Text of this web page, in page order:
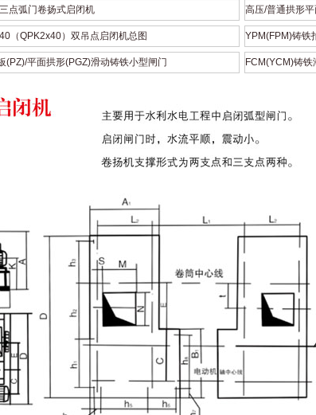
点弧门卷扬式启闭机 高压/普通拱形
（QPK2x40）双吊点启闭机总图 YPM(FPM)铸铁
(PZ)/平面拱形(PGZ)滑动铸铁小型闸门 FCM(YCM)铸铁